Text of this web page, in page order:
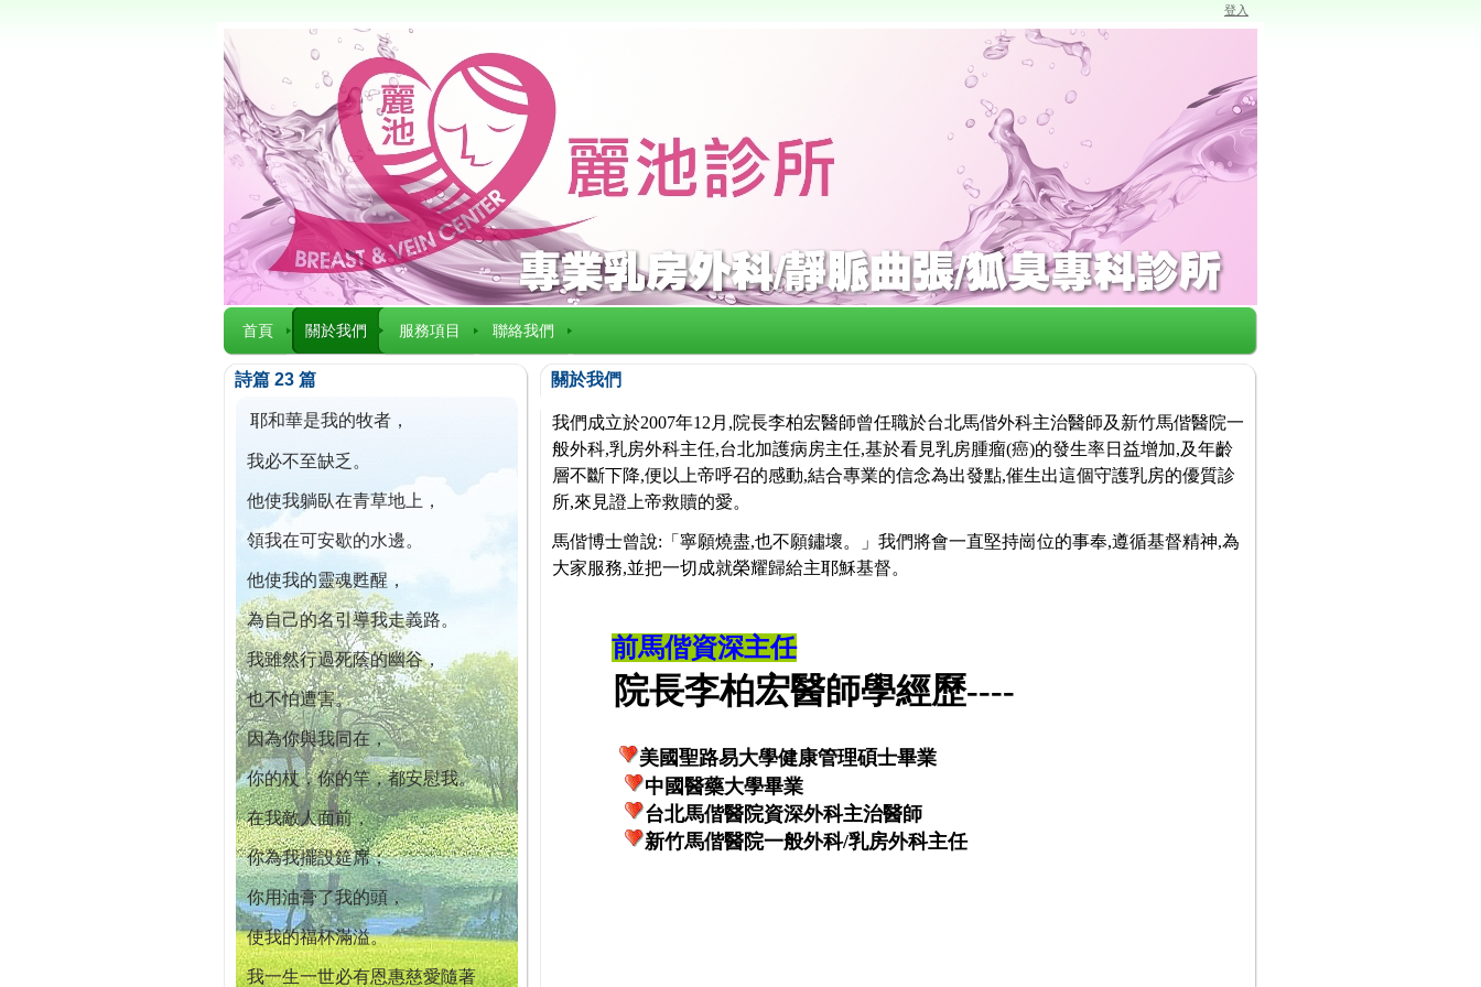
登入
首頁 關於我們 服務項目 聯絡我們
詩篇 23 篇
耶和華是我的牧者，
我必不至缺乏。
他使我躺臥在青草地上，
領我在可安歇的水邊。
他使我的靈魂甦醒，
為自己的名引導我走義路。
我雖然行過死蔭的幽谷，
也不怕遭害。
因為你與我同在，
你的杖，你的竿，都安慰我。
在我敵人面前，
你為我擺設筵席；
你用油膏了我的頭，
使我的福杯滿溢。
我一生一世必有恩惠慈愛隨著
關於我們
我們成立於2007年12月,院長李柏宏醫師曾任職於台北馬偕外科主治醫師及新竹馬偕醫院一
般外科,乳房外科主任,台北加護病房主任,基於看見乳房腫瘤(癌)的發生率日益增加,及年齡
層不斷下降,便以上帝呼召的感動,結合專業的信念為出發點,催生出這個守護乳房的優質診
所,來見證上帝救贖的愛。
馬偕博士曾說:「寧願燒盡,也不願鏽壞。」我們將會一直堅持崗位的事奉,遵循基督精神,為
大家服務,並把一切成就榮耀歸給主耶穌基督。
前馬偕資深主任
院長李柏宏醫師學經歷----
美國聖路易大學健康管理碩士畢業
中國醫藥大學畢業
台北馬偕醫院資深外科主治醫師
新竹馬偕醫院一般外科/乳房外科主任